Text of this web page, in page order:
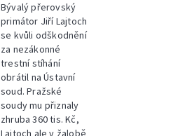
Bývalý přerovský
primátor Jiří Lajtoch
se kvůli odškodnění
za nezákonné
trestní stíhání
obrátil na Ústavní
soud. Pražské
soudy mu přiznaly
zhruba 360 tis. Kč,
Lajtoch ale v žalobě